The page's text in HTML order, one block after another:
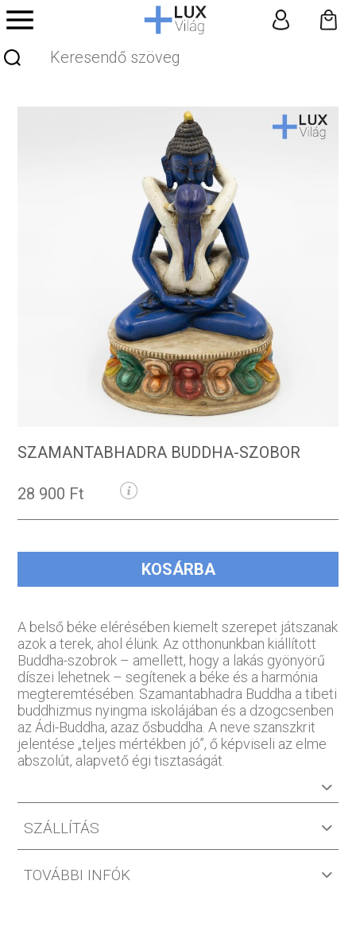
SZAMANTABHADRA BUDDHA-SZOBOR
28 900 Ft
KOSÁRBA
A belső béke elérésében kiemelt szerepet játszanak
azok a terek, ahol élünk. Az otthonunkban kiállított
Buddha-szobrok – amellett, hogy a lakás gyönyörű
díszei lehetnek – segítenek a béke és a harmónia
megteremtésében. Szamantabhadra Buddha a tibeti
buddhizmus nyingma iskolájában és a dzogcsenben
az Ádi-Buddha, azaz ősbuddha. A neve szanszkrit
jelentése „teljes mértékben jó”, ő képviseli az elme
abszolút, alapvető égi tisztaságát.
SZÁLLÍTÁS
TOVÁBBI INFÓK